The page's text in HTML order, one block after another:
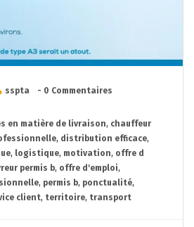
sspta
- 0 Commentaires
en matière de livraison, chauffeur
, distribution efficace,
, logistique, motivation, offre d
permis b, offre d'emploi,
, permis b, ponctualité,
client, territoire, transport